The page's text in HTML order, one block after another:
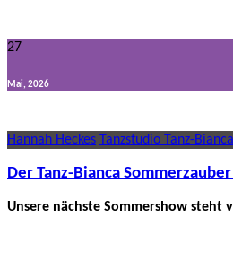
27
Mai, 2026
Hannah Heckes Tanzstudio Tanz-Bianca
Der Tanz-Bianca
Unsere nächste Sommershow steht